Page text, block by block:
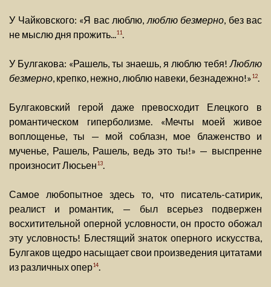
У Чайковского: «Я вас люблю, люблю безмерно, без вас
не мыслю дня прожить...11.
У Булгакова: «Рашель, ты знаешь, я люблю тебя!Люблю
безмерно, крепко, нежно, люблю навеки, безнадежно!»12.
Булгаковский герой даже превосходит Елецкого в
романтическом гиперболизме. «Мечты моей живое
воплощенье, ты — мой соблазн, мое блаженство и
мученье, Рашель, Рашель, ведь это ты!» — выспренне
произносит Люсьен13.
Самое любопытное здесь то, что писатель-сатирик,
реалист и романтик, — был всерьез подвержен
восхитительной оперной условности, он просто обожал
эту условность! Блестящий знаток оперного искусства,
Булгаков щедро насыщает свои произведения цитатами
из различных опер14.